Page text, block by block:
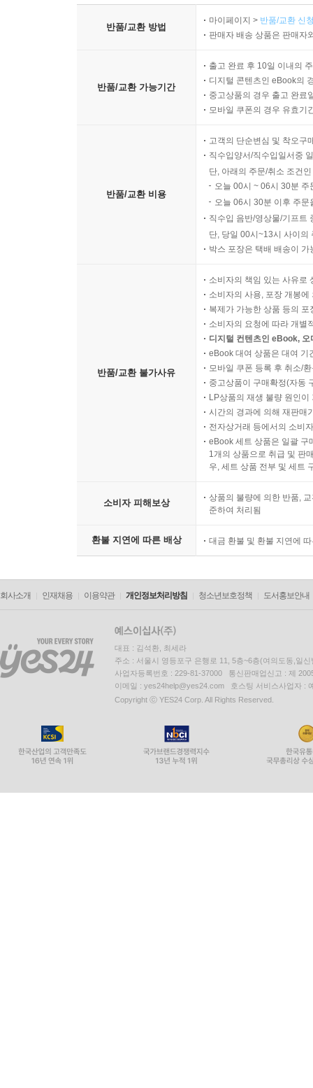
반품/교환 방법
마이페이지 > 반품/교환 신
판매자 배송 상품은 판매자
반품/교환 가능기간
출고 완료 후 10일 이내의
디지털 콘텐츠인 eBook의
중고상품의 경우 출고 완료
모바일 쿠폰의 경우 유효기
반품/교환 비용
고객의 단순변심 및 착오구
직수입양서/직수입일서중
단, 아래의 주문/취소 조건
오늘 00시 ~ 06시 30분
오늘 06시 30분 이후 주
직수입 음반/영상물/기프트
단, 당일 00시~13시 사이의
박스 포장은 택배 배송이
반품/교환 불가사유
소비자의 책임 있는 사유로
소비자의 사용, 포장 개봉
복제가 가능한 상품 등의
소비자의 요청에 따라 개별
디지털 컨텐츠인 eBook,
eBook 대여 상품은 대여 기
모바일 쿠폰 등록 후 취소/
중고상품이 구매확정(자동
LP상품의 재생 불량 원인
시간의 경과에 의해 재판매
전자상거래 등에서의 소비
eBook 세트 상품은 일괄 구
1개의 상품으로 취급 및 판
우, 세트 상품 전부 및 세트
소비자 피해보상
상품의 불량에 의한 반품,
준하여 처리됨
환불 지연에 따른 배상 대금 환불 및 환불 지연에
회사소개 인재채용 이용약관 개인정보처리방침 청소년보호정책 도서홍보안내
대표 : 김석환, 최세라
주소 : 서울시 영등포구 은행로 11, 5층~6층(여의도동,일신
사업자등록번호 : 229-81-37000 통신판매업신고 : 제
이메일 : yes24help@yes24.com 호스팅 서비스사업자 :
Copyright ⓒ YES24 Corp. All Rights Reserved.